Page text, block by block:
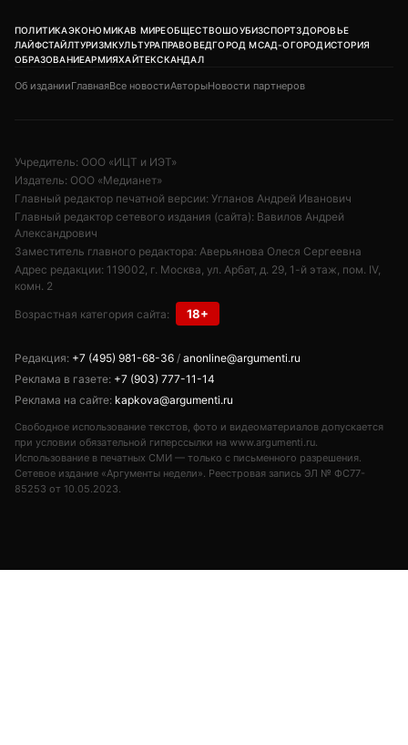
ПОЛИТИКАЭКОНОМИКАВ МИРЕОБЩЕСТВОШОУБИЗСПОРТЗДОРОВЬЕ
ЛАЙФСТАЙЛТУРИЗМКУЛЬТУРАПРАВОВЕДГОРОД МСАД-ОГОРОДИСТОРИЯ
ОБРАЗОВАНИЕАРМИЯХАЙТЕКСКАНДАЛ
Об изданииГлавнаяВсе новостиАвторыНовости партнеров
Учредитель: ООО «ИЦТ и ИЭТ»
Издатель: ООО «Медианет»
Главный редактор печатной версии: Угланов Андрей Иванович
Главный редактор сетевого издания (сайта): Вавилов Андрей
Александрович
Заместитель главного редактора: Аверьянова Олеся Сергеевна
Адрес редакции: 119002, г. Москва, ул. Арбат, д. 29, 1-й этаж, пом. IV,
комн. 2
Возрастная категория сайта: 18+
Редакция: +7 (495) 981-68-36 / anonline@argumenti.ru
Реклама в газете: +7 (903) 777-11-14
Реклама на сайте: kapkova@argumenti.ru
Свободное использование текстов, фото и видеоматериалов допускается
при условии обязательной гиперссылки на www.argumenti.ru.
Использование в печатных СМИ — только с письменного разрешения.
Сетевое издание «Аргументы недели». Реестровая запись ЭЛ № ФС77-
85253 от 10.05.2023.